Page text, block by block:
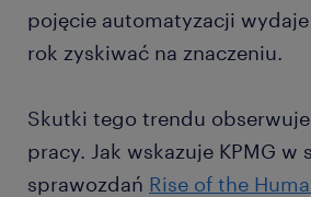
pojęcie automatyzacji
rok zyskiwać na znaczeniu.
Skutki tego trendu
pracy. Jak wskazuje KPMG w
sprawozdań Rise of the